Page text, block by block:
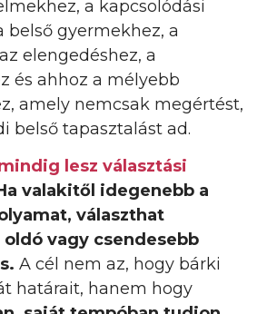
a kapcsolódási
belső gyermekhez, a
elengedéshez, a
és ahhoz a mélyebb
amely nemcsak megértést,
belső tapasztalást ad.
lesz választási
valakitől idegenebb a
választhat
vagy csendesebb
A cél nem az, hogy bárki
határait, hanem hogy